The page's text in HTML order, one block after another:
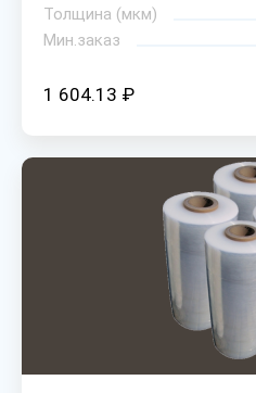
Толщина (мкм)
Мин.заказ
1 604.13 ₽